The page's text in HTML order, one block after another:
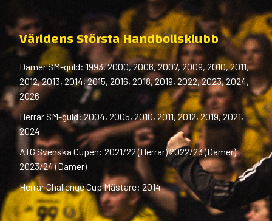
Världens Största Handbollsklubb
Damer SM-guld: 1993, 2000, 2006, 2007, 2009, 2010, 2011,
2012, 2013, 2014, 2015, 2016, 2018, 2019, 2022, 2023, 2024,
2026
Herrar SM-guld: 2004, 2005, 2010, 2011, 2012, 2019, 2021,
2024
ATG Svenska Cupen: 2021/22 (Herrar) 2022/23 (Damer)
2023/24 (Damer)
Herrar Challenge Cup Mästare: 2014